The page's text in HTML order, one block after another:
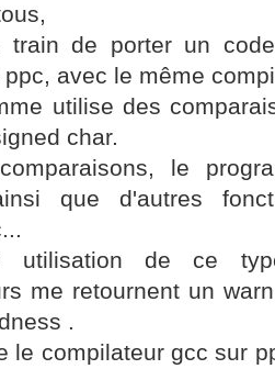
train de porter un
avec le même
utilise des
char.
le
que d'autres
utilisation de ce
me retournent un
.
le compilateur gcc sur